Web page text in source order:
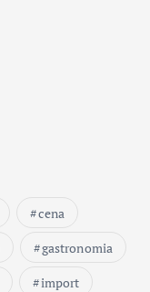
cena
gastronomia
import